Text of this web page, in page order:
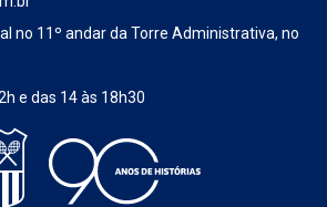
no 11º andar da Torre Administrativa, no
e das 14 às 18h30